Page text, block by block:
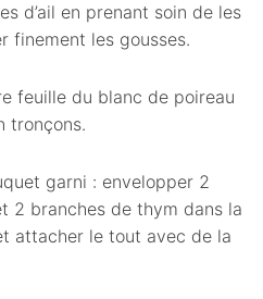
d’ail en prenant soin de les
finement les gousses.
feuille du blanc de poireau
tronçons.
garni : envelopper 2
2 branches de thym dans la
attacher le tout avec de la